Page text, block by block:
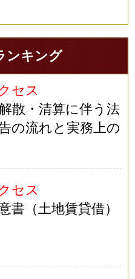
ンキング
セス
散・清算に伴う法
の流れと実務上の
セス
書（土地賃貸借）